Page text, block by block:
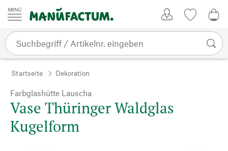
Zum Inhalt springen
Startseite Dekoration
Farbglashütte Lauscha
Vase Thüringer Waldglas
Kugelform